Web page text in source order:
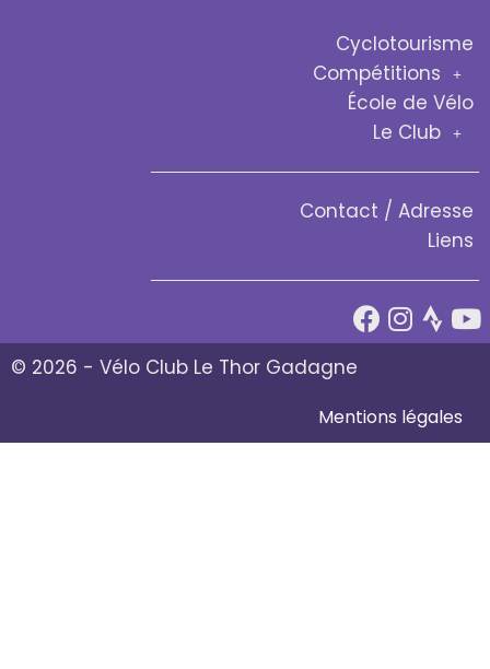
Cyclotourisme
Compétitions
École de Vélo
Le Club
Contact / Adresse
Liens
© 2026 - Vélo Club Le Thor Gadagne
Mentions légales